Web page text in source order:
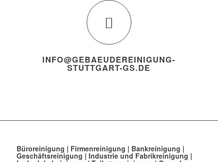
INFO@GEBAEUDEREINIGUNG-
STUTTGART-GS.DE
Büroreinigung | Firmenreinigung | Bankreinigung |
Geschäftsreinigung | Industrie und Fabrikreinigung |